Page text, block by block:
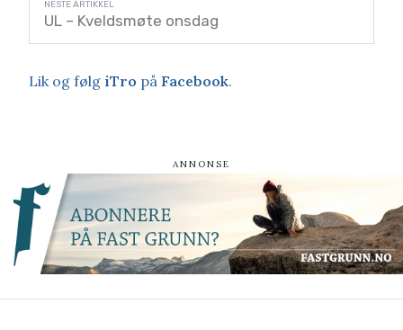
UL – Kveldsmøte onsdag
Lik og følg iTro på Facebook.